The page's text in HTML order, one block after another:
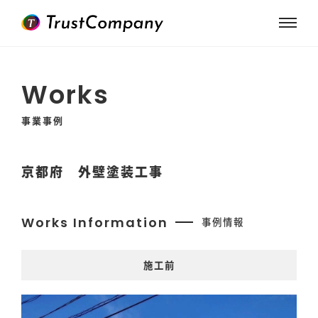
Works
事業事例
京都府 外壁塗装工事
Works Information 事例情報
施工前